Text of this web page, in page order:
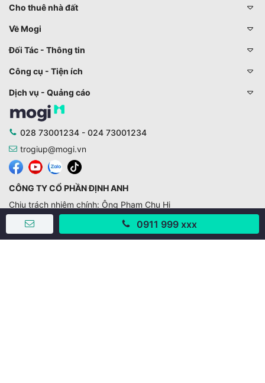
0911 999 xxx
Cho thuê nhà đất
Về Mogi
Đối Tác - Thông tin
Công cụ - Tiện ích
Dịch vụ - Quảng cáo
028 73001234 - 024 73001234
trogiup@mogi.vn
CÔNG TY CỔ PHẦN ĐỊNH ANH
Chịu trách nhiệm chính: Ông Phạm Chu Hi
Giấy phép số: 429/GP-BTTTT do Bộ TTTT cấp ngày
11/10/2019